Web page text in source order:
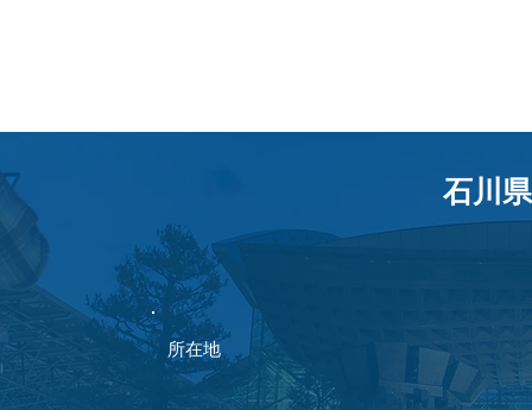
石川
​所在地